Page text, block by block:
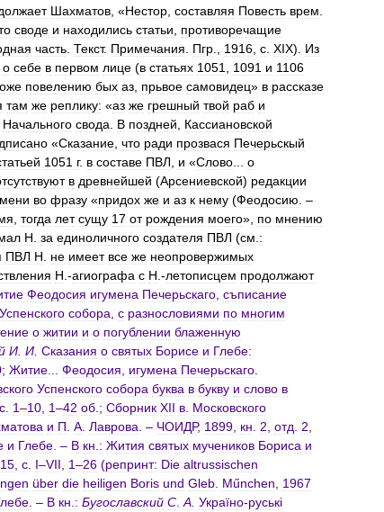
Шахматов , «Нестор составляя Повесть врем
своде и находились статьи
противоречащие
часть Текст. Примечания Пгр 1916 с XIX). Из
о себе в первом лице (в статьях 1051 1091 и 1106
повелению бых аз прьвое самовидец» в рассказе
там же реплику: «аз же грешный твой раб и
Начального свода В поздней
Кассиановской
«Сказание что ради прозвася Печерьскый
1051 г. в составе ПВЛ и «Слово
о
в древнейшей (Арсениевской) редакции
во фразу «придох же и аз к нему (Феодосию . –
тогда лет сущу 17 от рождения моего», по мнению
Н за единоличного создателя ПВЛ (см :
ПВЛ Н не имеет все же неопровержимых
Н .-агиографа с Н .-летописцем продолжают
Феодосия игумена Печерьскаго съписание
Успенского собора с разнословиями по многим
о житии и о погублении блаженную
И И Сказания о святых Борисе и Глебе:
; Житие Феодосия игумена Печерьскаго
Успенского собора буква в букву и слово в
с 1–10 1–42 об .; Сборник XII в Московского
и П А Лаврова . – ЧОИДР, 1899 кн 2 отд 2
и Глебе . – В кн : Жития святых мучеников Бориса и
с I–VII 1–26 (репринт: Die altrussischen
über die heiligen Boris und Gleb Műnchen
1967
. – В кн : Бугославский С А Украïно-руськi